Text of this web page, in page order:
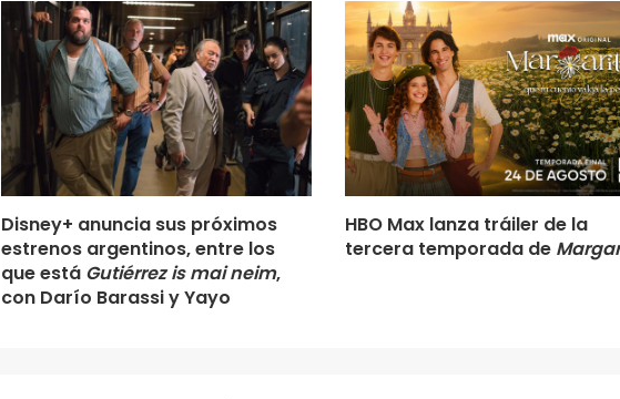
Disney+ anuncia sus próximos
estrenos argentinos, entre los
que está Gutiérrez is mai neim,
con Darío Barassi y Yayo
HBO Max lanza tráiler de la
tercera temporada de